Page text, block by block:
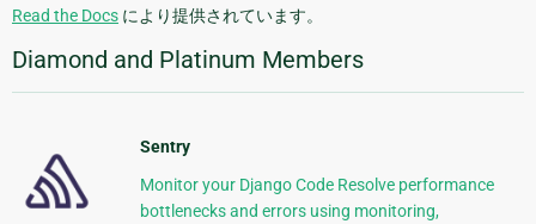
Read the Docs により提供されています。
Diamond and Platinum Members
Sentry
Monitor your Django Code Resolve performance
bottlenecks and errors using monitoring,